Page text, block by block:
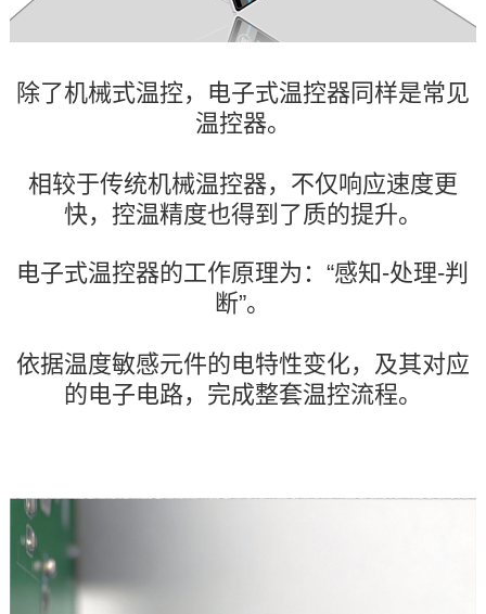
除了机械式温控，电子式温控器同样是常见
温控器。
相较于传统机械温控器，不仅响应速度更
快，控温精度也得到了质的提升。
电子式温控器的工作原理为：“感知-处理-判
断”。
依据温度敏感元件的电特性变化，及其对应
的电子电路，完成整套温控流程。